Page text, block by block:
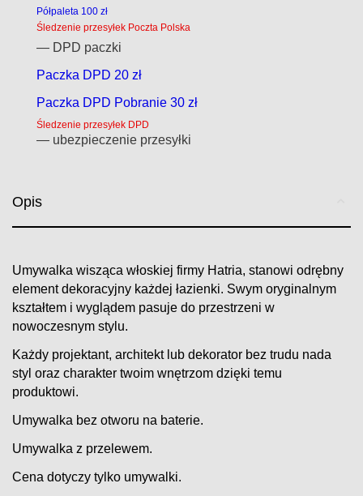
Półpaleta 100 zł
Śledzenie przesyłek Poczta Polska
— DPD paczki
Paczka DPD 20 zł
Paczka DPD Pobranie 30 zł
Śledzenie przesyłek DPD
— ubezpieczenie przesyłki
Opis
Umywalka wisząca włoskiej firmy Hatria, stanowi odrębny
element dekoracyjny każdej łazienki. Swym oryginalnym
kształtem i wyglądem pasuje do przestrzeni w
nowoczesnym stylu.
Każdy projektant, architekt lub dekorator bez trudu nada
styl oraz charakter twoim wnętrzom dzięki temu
produktowi.
Umywalka bez otworu na baterie.
Umywalka z przelewem.
Cena dotyczy tylko umywalki.